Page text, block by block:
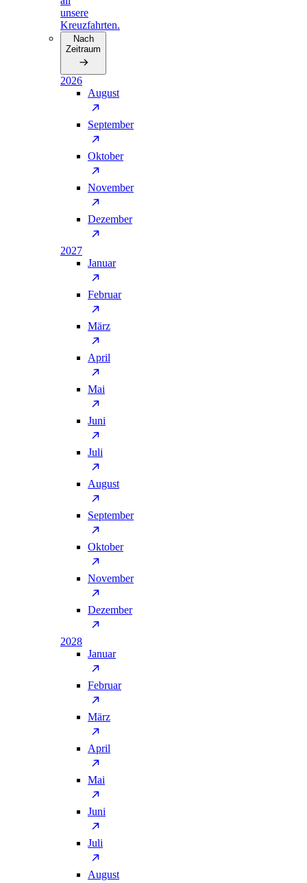
unsere
Kreuzfahrten.
Nach
Zeitraum
2026
August
September
Oktober
November
Dezember
2027
Januar
Februar
März
April
Mai
Juni
Juli
August
September
Oktober
November
Dezember
2028
Januar
Februar
März
April
Mai
Juni
Juli
August